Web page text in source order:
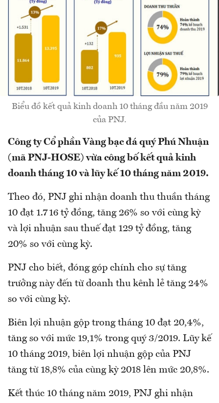
Biểu đồ kết quả kinh doanh 10 tháng đầu năm 2019
của PNJ.
Công ty Cổ phần Vàng bạc đá quý Phú Nhuận
(mã PNJ-HOSE) vừa công bố kết quả kinh
doanh tháng 10 và lũy kế 10 tháng năm 2019.
Theo đó, PNJ ghi nhận doanh thu thuần tháng
10 đạt 1.716 tỷ đồng, tăng 26% so với cùng kỳ
và lợi nhuận sau thuế đạt 129 tỷ đồng, tăng
20% so với cùng kỳ.
PNJ cho biết, đóng góp chính cho sự tăng
trưởng này đến từ doanh thu kênh lẻ tăng 24%
so với cùng kỳ.
Biên lợi nhuận gộp trong tháng 10 đạt 20,4%,
tăng so với mức 19,1% trong quý 3/2019. Lũy kế
10 tháng 2019, biên lợi nhuận gộp của PNJ
tăng từ 18,8% của cùng kỳ 2018 lên mức 20,8%.
Kết thúc 10 tháng năm 2019, PNJ ghi nhận